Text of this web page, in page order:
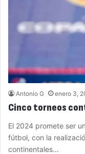
Antonio G enero 3,
Cinco torneos
El 2024 promete ser
fútbol, con la
continentales…